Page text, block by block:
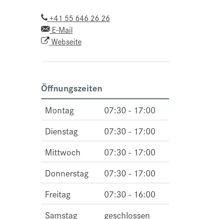
+41 55 646 26 26
E-Mail
Webseite
Öffnungszeiten
Montag
07:30 - 17:00
Dienstag
07:30 - 17:00
Mittwoch
07:30 - 17:00
Donnerstag
07:30 - 17:00
Freitag
07:30 - 16:00
Samstag
geschlossen